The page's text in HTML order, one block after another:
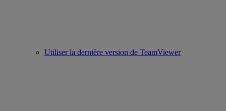
Utiliser la dernière version de TeamViewer